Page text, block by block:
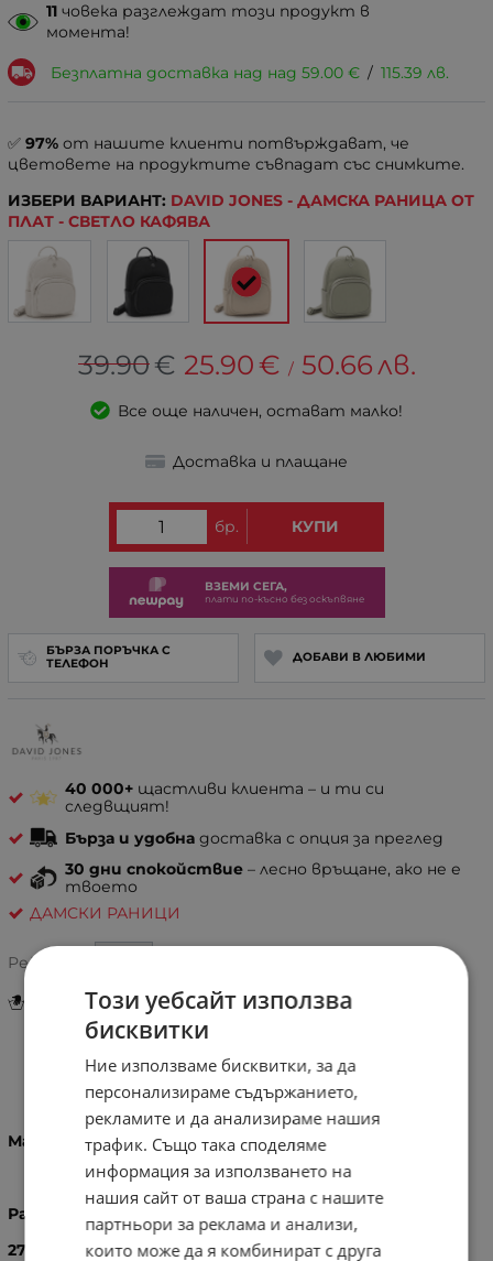
11 човека разглеждат този продукт в
момента!
Безплатна доставка над над 59.00 € / 115.39 лв.
✅ 97% от нашите клиенти потвърждават, че
цветовете на продуктите съвпадат със снимките.
ИЗБЕРИ ВАРИАНТ: DAVID JONES - ДАМСКА РАНИЦА ОТ
ПЛАТ - СВЕТЛО КАФЯВА
39.90€ 25.90€ / 50.66лв.
Все още наличен, остават малко!
Доставка и плащане
Инструкции за грижа и поддръжка
бр. КУПИ
ВЗЕМИ СЕГА,
плати по-късно без оскъпвяне
БЪРЗА ПОРЪЧКА С
ТЕЛЕФОН
ДОБАВИ В ЛЮБИМИ
40 000+ щастливи клиента – и ти си
следвщият!
Бърза и удобна доставка с опция за преглед
30 дни спокойствие – лесно връщане, ако не е
твоето
ДАМСКИ РАНИЦИ
Рейтинг:
Информация
Материал:Здрав, устойчив и мек плат.
Размери:
27
10см.
Този уебсайт използва
бисквитки
Ние използваме бисквитки, за да
персонализираме съдържанието,
рекламите и да анализираме нашия
трафик. Също така споделяме
информация за използването на
нашия сайт от ваша страна с нашите
партньори за реклама и анализи,
които може да я комбинират с друга